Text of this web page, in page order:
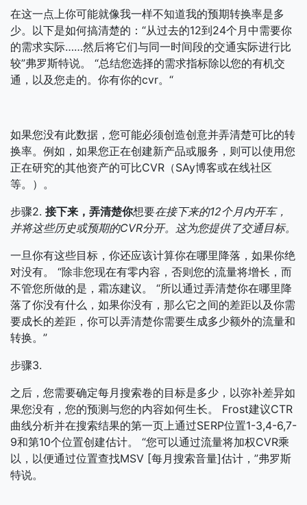
在这一点上你可能就像我一样不知道我的预期转换率是多
少。以下是如何搞清楚的：“从过去的12到24个月中需要你
的需求实际……然后将它们与同一时间段的交通实际进行比
较”弗罗斯特说。 “总结您选择的需求指标除以您的有机交
通，以及您走的。你有你的cvr。“
如果您没有此数据，您可能必须创造创意并弄清楚可比的转
换率。例如，如果您正在创建新产品或服务，则可以使用您
正在研究的其他资产的可比CVR（SAy博客或在线社区
等。）。
步骤2. 接下来，弄清楚你想要在接下来的12个月内开车，
并将这些历史或预期的CVR分开。这为您提供了交通目标。
一旦你有这些目标，你还应该计算你在哪里降落，如果你绝
对没有。 “除非您现在有零内容，否则您的流量将增长，而
不管您所做的是，霜冻建议。 “所以通过弄清楚你在哪里降
落了你没有什么，如果你没有，那么它之间的差距以及你需
要成长的差距，你可以弄清楚你需要生成多少额外的流量和
转换。”
步骤3.
之后，您需要确定每月搜索卷的目标是多少，以弥补差异如
果您没有，您的预测与您的内容如何生长。 Frost建议CTR
曲线分析并在搜索结果的第一页上通过SERP位置1-3,4-6,7-
9和第10个位置创建估计。 “您可以通过流量将加权CVR乘
以，以便通过位置查找MSV [每月搜索音量]估计，”弗罗斯
特说。